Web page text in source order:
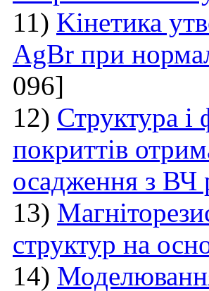
11) Kінетика
AgBr при
096]
12) Структура і
покриттів
осадження з ВЧ
13)
структур на
14)